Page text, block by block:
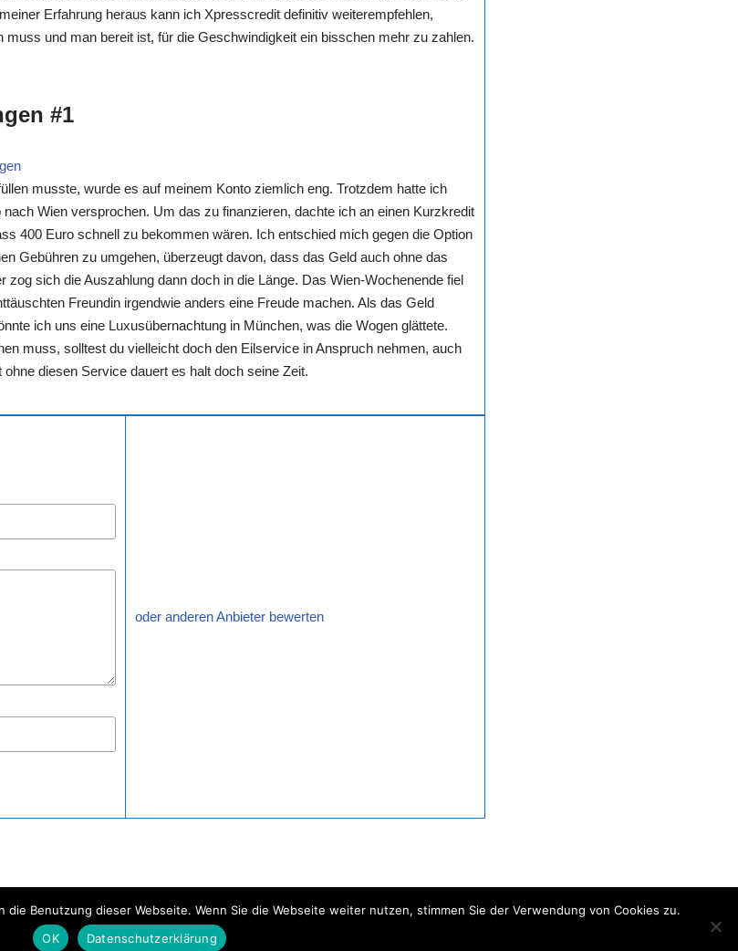
Erfahrung heraus kann ich Xpresscredit definitiv weiterempfehlen,
muss und man bereit ist, für die Geschwindigkeit ein bisschen mehr zu zahlen.
#1
musste, wurde es auf meinem Konto ziemlich eng. Trotzdem hatte ich
Wien versprochen. Um das zu finanzieren, dachte ich an einen Kurzkredit
400 Euro schnell zu bekommen wären. Ich entschied mich gegen die Option
Gebühren zu umgehen, überzeugt davon, dass das Geld auch ohne das
zog sich die Auszahlung dann doch in die Länge. Das Wien-Wochenende fiel
Freundin irgendwie anders eine Freude machen. Als das Geld
ich uns eine Luxusübernachtung in München, was die Wogen glättete.
muss, solltest du vielleicht doch den Eilservice in Anspruch nehmen, auch
diesen Service dauert es halt doch seine Zeit.
oder anderen Anbieter bewerten
Benutzung dieser Webseite. Wenn Sie die Webseite weiter nutzen, stimmen Sie der Verwendung von Cookies zu.
OK
Datenschutzerklärung